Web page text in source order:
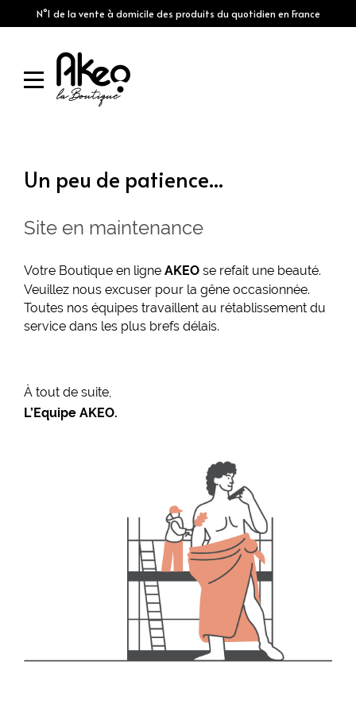
N°1 de la vente à domicile des produits du quotidien en France
Un peu de patience...
Site en maintenance
Votre Boutique en ligne AKEO se refait une beauté.
Veuillez nous excuser pour la gêne occasionnée.
Toutes nos équipes travaillent au rétablissement du
service dans les plus brefs délais.
À tout de suite,
L’Equipe AKEO.